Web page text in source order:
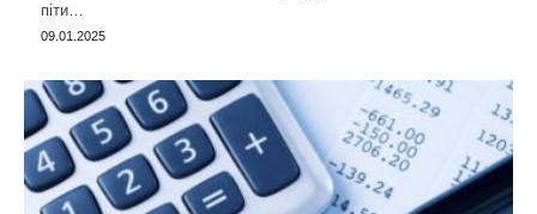
піти…
09.01.2025